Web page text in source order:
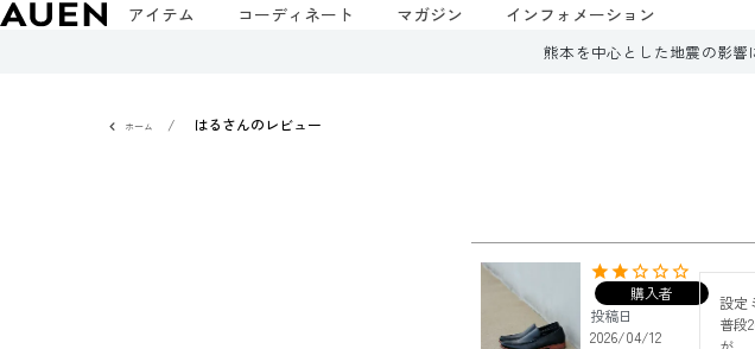
アイテム コーディネート マガジン インフォメーション
熊本を中心とした地震の影響
ホーム はるさんのレビュー
購入者
投稿日
2026/04/12
設定
普段
が